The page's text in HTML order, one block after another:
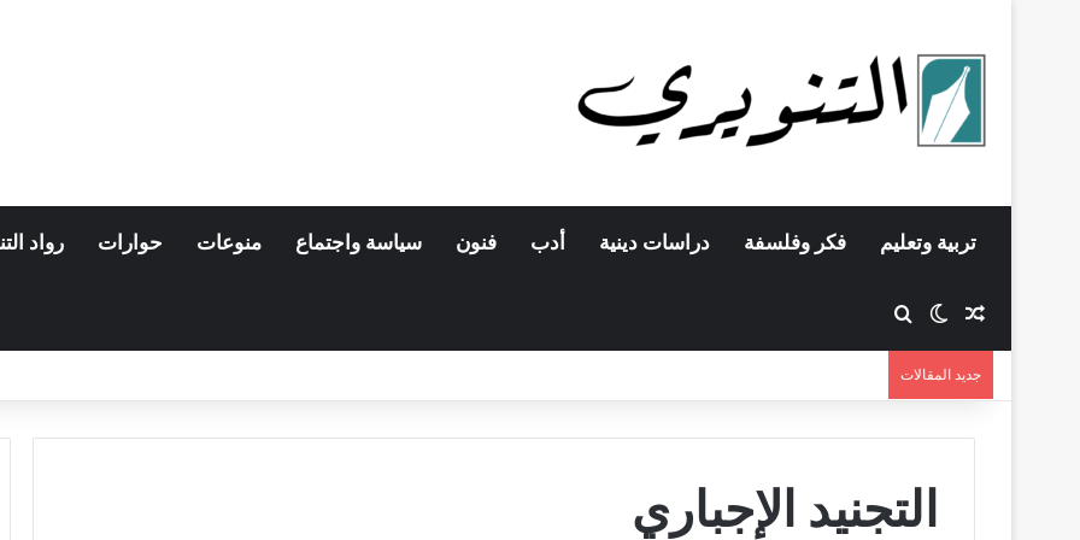
تربية وتعليم فكر وفلسفة دراسات دينية أدب فنون سياسة واجتماع منوعات حوارات رواد
مقال عشوائي
الوضع المظلم
جديد المقالات
التجنيد الإجباري